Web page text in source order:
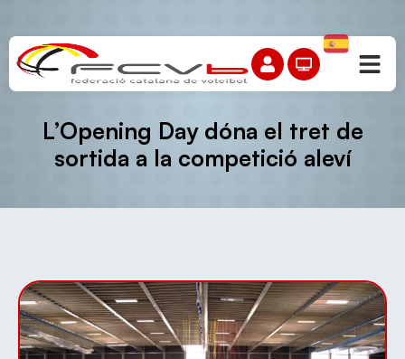
L’Opening Day dóna el tret de
sortida a la competició aleví